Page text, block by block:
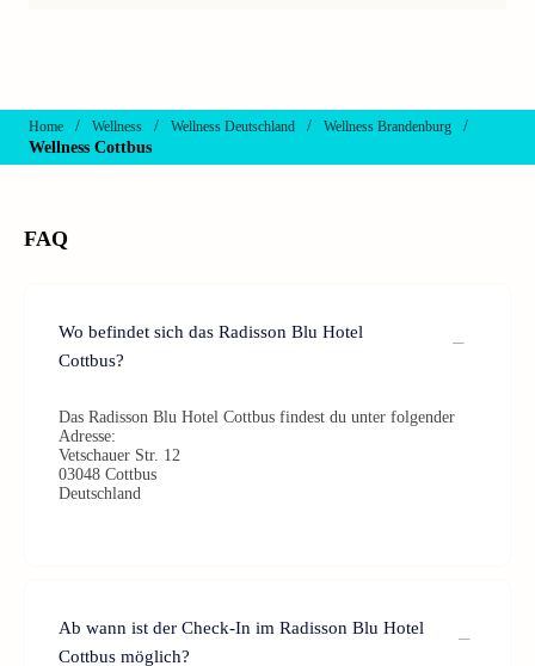
Home / Wellness / Wellness Deutschland / Wellness Brandenburg
/
Wellness Cottbus
FAQ
Wo befindet sich das Radisson Blu Hotel
Cottbus?
Das Radisson Blu Hotel Cottbus findest du unter folgender
Adresse:
Vetschauer Str. 12
03048 Cottbus
Deutschland
Ab wann ist der Check-In im Radisson Blu Hotel
Cottbus möglich?